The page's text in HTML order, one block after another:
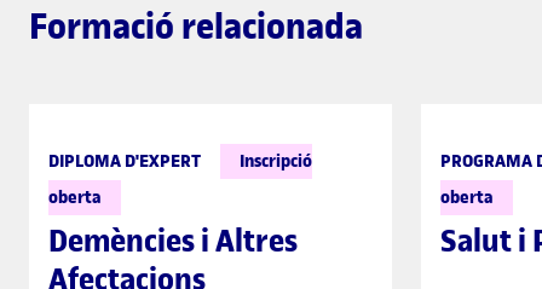
Formació relacionada
DIPLOMA D'EXPERT
Inscripció
oberta
Demències i Altres
Afectacions
PROGRAMA
oberta
Salut i